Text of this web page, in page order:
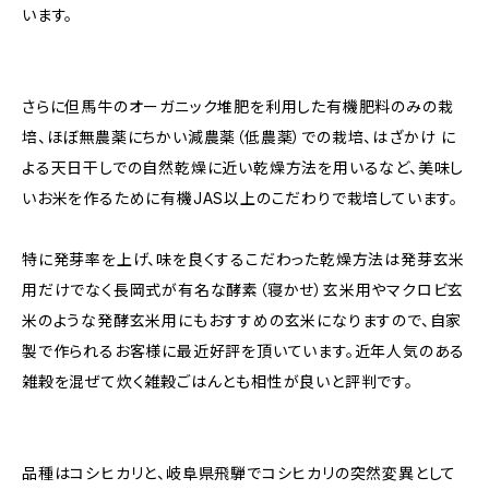
います。
さらに但馬牛のオーガニック堆肥を利用した有機肥料のみの栽
培、ほぼ無農薬にちかい減農薬（低農薬）での栽培、はざかけ に
よる天日干しでの自然乾燥に近い乾燥方法を用いるなど、美味し
いお米を作るために有機JAS以上のこだわりで栽培しています。
特に発芽率を上げ、味を良くするこだわった乾燥方法は発芽玄米
用だけでなく長岡式が有名な酵素（寝かせ）玄米用やマクロビ玄
米のような発酵玄米用にもおすすめの玄米になりますので、自家
製で作られるお客様に最近好評を頂いています。近年人気のある
雑穀を混ぜて炊く雑穀ごはんとも相性が良いと評判です。
品種はコシヒカリと、岐阜県飛騨でコシヒカリの突然変異として